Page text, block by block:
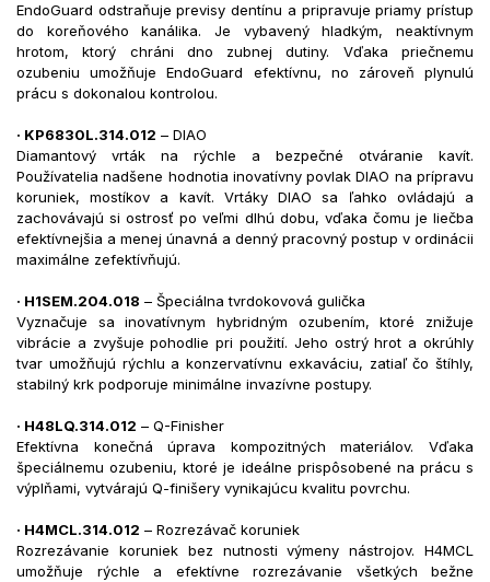
EndoGuard odstraňuje previsy dentínu a pripravuje priamy prístup
do koreňového kanálika. Je vybavený hladkým, neaktívnym
hrotom, ktorý chráni dno zubnej dutiny. Vďaka priečnemu
ozubeniu umožňuje EndoGuard efektívnu, no zároveň plynulú
prácu s dokonalou kontrolou.
· KP6830L.314.012 – DIAO
Diamantový vrták na rýchle a bezpečné otváranie kavít.
Používatelia nadšene hodnotia inovatívny povlak DIAO na prípravu
koruniek, mostíkov a kavít. Vrtáky DIAO sa ľahko ovládajú a
zachovávajú si ostrosť po veľmi dlhú dobu, vďaka čomu je liečba
efektívnejšia a menej únavná a denný pracovný postup v ordinácii
maximálne zefektívňujú.
· H1SEM.204.018 – Špeciálna tvrdokovová gulička
Vyznačuje sa inovatívnym hybridným ozubením, ktoré znižuje
vibrácie a zvyšuje pohodlie pri použití. Jeho ostrý hrot a okrúhly
tvar umožňujú rýchlu a konzervatívnu exkaváciu, zatiaľ čo štíhly,
stabilný krk podporuje minimálne invazívne postupy.
· H48LQ.314.012 – Q-Finisher
Efektívna konečná úprava kompozitných materiálov. Vďaka
špeciálnemu ozubeniu, ktoré je ideálne prispôsobené na prácu s
výplňami, vytvárajú Q-finišery vynikajúcu kvalitu povrchu.
· H4MCL.314.012 – Rozrezávač koruniek
Rozrezávanie koruniek bez nutnosti výmeny nástrojov. H4MCL
umožňuje rýchle a efektívne rozrezávanie všetkých bežne